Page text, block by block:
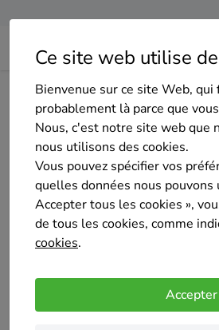
Ce site web utilise
Bienvenue sur ce site Web,
probablement là parce que
Nous, c'est notre site web que
nous utilisons des cookies.
Vous pouvez spécifier vos
quelles données nous
Accepter tous les cookies »,
de tous les cookies, comme
cookies.
Home Isolation des murs
T.E.S. SPORT
Pas encore d'évaluation
Je suis un
Nos services